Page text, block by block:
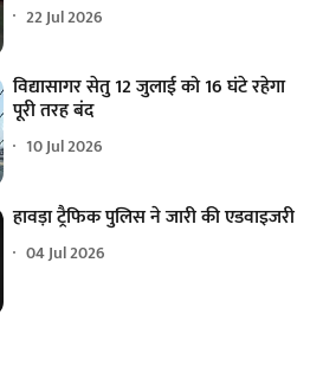
22 Jul 2026
विद्यासागर सेतु 12 जुलाई को 16 घंटे रहेगा
पूरी तरह बंद
10 Jul 2026
हावड़ा ट्रैफिक पुलिस ने जारी की एडवाइजरी
04 Jul 2026